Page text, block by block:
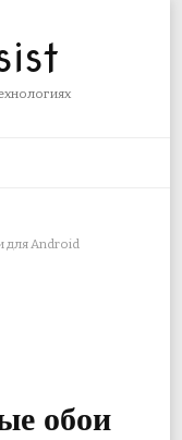
Android
обои